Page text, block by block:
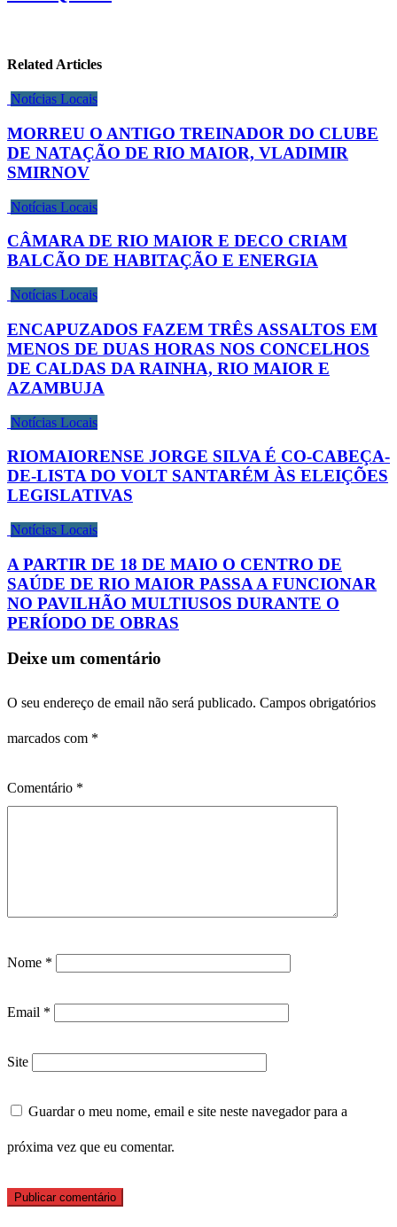
Related Articles
Notícias Locais
MORREU O ANTIGO TREINADOR DO CLUBE
DE NATAÇÃO DE RIO MAIOR, VLADIMIR
SMIRNOV
Notícias Locais
CÂMARA DE RIO MAIOR E DECO CRIAM
BALCÃO DE HABITAÇÃO E ENERGIA
Notícias Locais
ENCAPUZADOS FAZEM TRÊS ASSALTOS EM
MENOS DE DUAS HORAS NOS CONCELHOS
DE CALDAS DA RAINHA, RIO MAIOR E
AZAMBUJA
Notícias Locais
RIOMAIORENSE JORGE SILVA É CO-CABEÇA-
DE-LISTA DO VOLT SANTARÉM ÀS ELEIÇÕES
LEGISLATIVAS
Notícias Locais
A PARTIR DE 18 DE MAIO O CENTRO DE
SAÚDE DE RIO MAIOR PASSA A FUNCIONAR
NO PAVILHÃO MULTIUSOS DURANTE O
PERÍODO DE OBRAS
Deixe um comentário
O seu endereço de email não será publicado. Campos obrigatórios
marcados com *
Comentário *
Nome *
Email *
Site
Guardar o meu nome, email e site neste navegador para a
próxima vez que eu comentar.